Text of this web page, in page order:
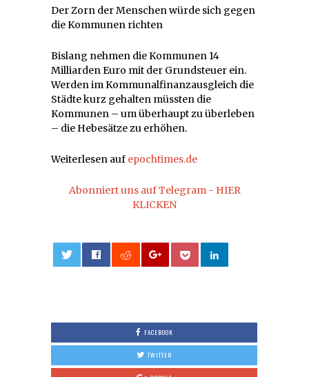
Der Zorn der Menschen würde sich gegen
die Kommunen richten
Bislang nehmen die Kommunen 14
Milliarden Euro mit der Grundsteuer ein.
Werden im Kommunalfinanzausgleich die
Städte kurz gehalten müssten die
Kommunen – um überhaupt zu überleben
– die Hebesätze zu erhöhen.
Weiterlesen auf epochtimes.de
Abonniert uns auf Telegram - HIER
KLICKEN
FACEBOOK
TWITTER